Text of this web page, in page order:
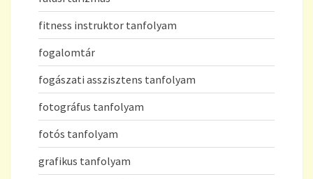
fitness instruktor tanfolyam
fogalomtár
fogászati asszisztens tanfolyam
fotográfus tanfolyam
fotós tanfolyam
grafikus tanfolyam